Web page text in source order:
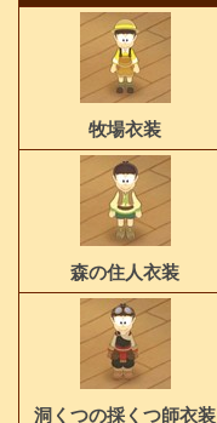
牧場衣装
森の住人衣装
洞くつの採くつ師衣装